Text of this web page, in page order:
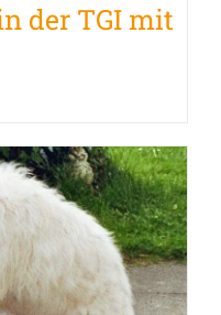
der TGI mit